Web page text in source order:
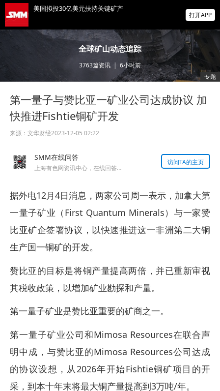
美国拟投30亿美元扶持关键矿产
智利7月铜出口额同比增长22.7%
霍尔木兹海峡，重磅利好！“预计很快能达成
协议，美国届时解除封锁”！金银油齐涨！
掌上有色
为有色行业打造的神器
打开APP
全球矿山动态追踪
3763篇资讯 | 6小时前
专题
第一量子与赞比亚一矿业公司达成协议 加
快推进Fishtie铜矿开发
来源： 文华财经2023-12-05 02:22
SMM在线问答
上海有色网资讯中心，在线回答您的提问！
访问TA的主页
据外电12月4日消息，两家公司周一表示，加拿大第
一量子矿业（First Quantum Minerals）与一家赞
比亚矿企签署协议，以快速推进这一非洲第二大铜
生产国一铜矿的开发。
赞比亚的目标是将铜产量提高两倍，并已重新审视
其税收政策，以增加矿业勘探和产量。
第一量子矿业是赞比亚重要的矿商之一。
第一量子矿业公司和Mimosa Resources在联合声
明中成，与赞比亚的Mimosa Resources公司达成
的协议设想，从2026年开始Fishtie铜矿项目的开
采，到本十年末将最大铜产量提高到3万吨/年。